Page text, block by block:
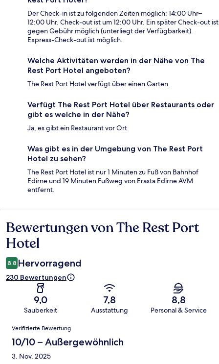
Der Check-in ist zu folgenden Zeiten möglich: 14:00 Uhr–
12:00 Uhr. Check-out ist um 12:00 Uhr. Ein später Check-out ist
gegen Gebühr möglich (unterliegt der Verfügbarkeit).
Express-Check-out ist möglich.
Welche Aktivitäten werden in der Nähe von The
Rest Port Hotel angeboten?
The Rest Port Hotel verfügt über einen Garten.
Verfügt The Rest Port Hotel über Restaurants oder
gibt es welche in der Nähe?
Ja, es gibt ein Restaurant vor Ort.
Was gibt es in der Umgebung von The Rest Port
Hotel zu sehen?
The Rest Port Hotel ist nur 1 Minuten zu Fuß von Bahnhof
Edirne und 19 Minuten Fußweg von Erasta Edirne AVM
entfernt.
Bewertungen
Bewertungen von The Rest Port
Hotel
8,8 Hervorragend
230 Bewertungen
9,0
Sauberkeit
7,8
Ausstattung
8,8
Personal & Service
Bewertungen
Verifizierte Bewertung
10/10 – Außergewöhnlich
3. Nov. 2025